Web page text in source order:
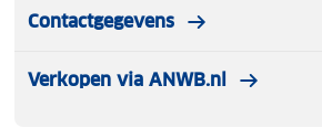
Contactgegevens
Verkopen via ANWB.nl